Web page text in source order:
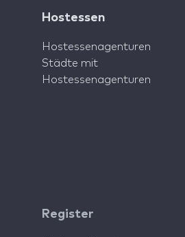
Hostessen
Hostessenagenturen
Städte mit
Hostessenagenturen
Register